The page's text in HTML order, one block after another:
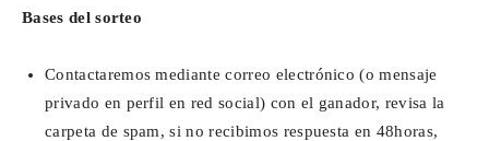
Bases del sorteo
Contactaremos mediante correo electrónico (o mensaje
privado en perfil en red social) con el ganador, revisa la
carpeta de spam, si no recibimos respuesta en 48horas,